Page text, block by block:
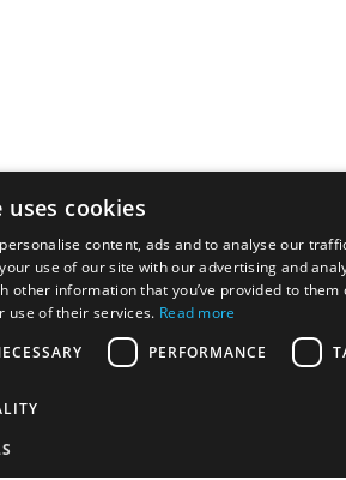
cookies
content, ads and to analyse our
use of our site with our advertising and
other information that you’ve provided to them
use of their services. Read more
PERFORMANCE